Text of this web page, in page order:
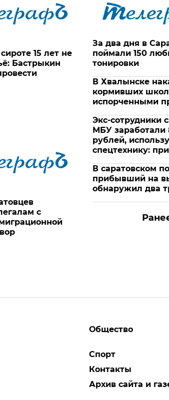
15 лет не
Бастрыкин
с
За два дня в
поймали 150
тонировки
В Хвалынске
кормивших
испорченными
Экс-сотрудники
МБУ заработали
рублей,
спецтехнику:
В саратовском
прибывший на
обнаружил два
Общество
Спорт
Контакты
Архив сайта и